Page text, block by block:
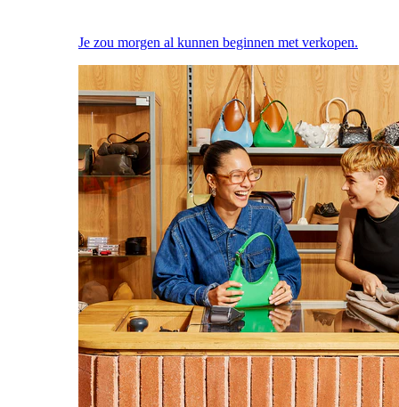
Je zou morgen al kunnen beginnen met verkopen.